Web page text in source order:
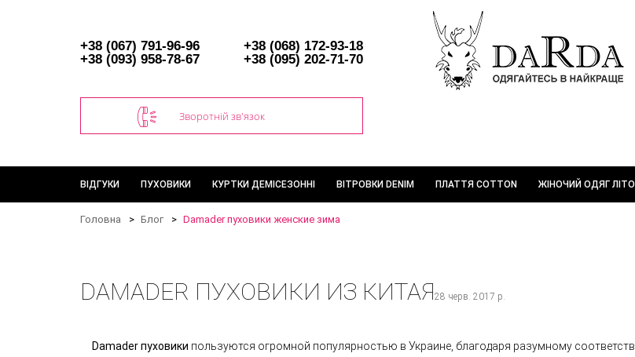
+38 (067) 791-96-96
+38 (068) 172-93-18
+38 (093) 958-78-67
+38 (095) 202-71-70
Зворотній зв'язок
ВІДГУКИ ПУХОВИКИ КУРТКИ ДЕМІСЕЗОННІ ВІТРОВКИ DENIM ПЛАТТЯ COTTON ЖІНОЧИЙ ОДЯГ
Головна Блог Damader пуховики женские зима
DAMADER ПУХОВИКИ ИЗ КИТАЯ28 черв. 2017 р.
Damader пуховики пользуются огромной популярностью в Украине, благодаря разумному